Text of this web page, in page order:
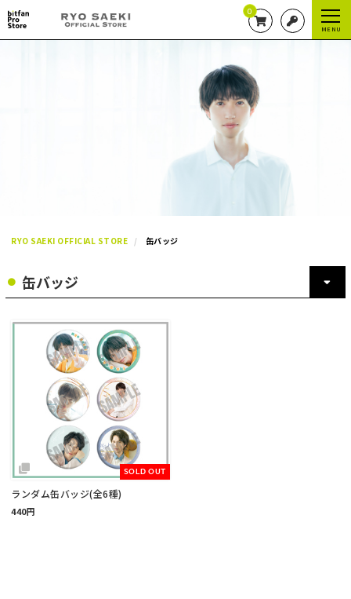
0
MENU
RYO SAEKI OFFICIAL STORE 缶バッジ
SOLD OUT
ランダム缶バッジ(全6種)
440円